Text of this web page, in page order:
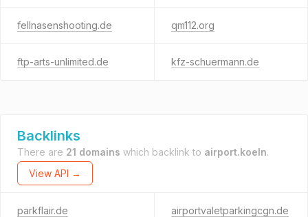
fellnasenshooting.de qm112.org
ftp-arts-unlimited.de kfz-schuermann.de
Backlinks
There are 21 domains which backlink to airport.koeln.
View API →
parkflair.de airportvaletparkingcgn.de